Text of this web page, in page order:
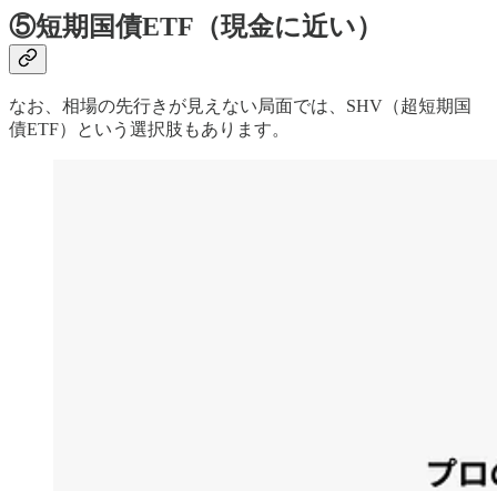
⑤短期国債ETF（現金に近い）
なお、相場の先行きが見えない局面では、SHV（超短期国
債ETF）という選択肢もあります。